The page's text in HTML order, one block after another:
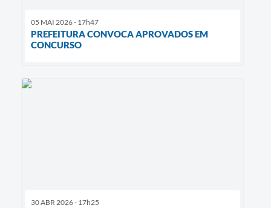
05 MAI 2026 - 17h47
PREFEITURA CONVOCA APROVADOS EM
CONCURSO
30 ABR 2026 - 17h25